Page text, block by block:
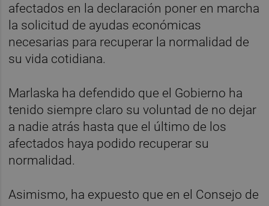
afectados en la declaración poner en marcha
la solicitud de ayudas económicas
necesarias para recuperar la normalidad de
su vida cotidiana.
Marlaska ha defendido que el Gobierno ha
tenido siempre claro su voluntad de no dejar
a nadie atrás hasta que el último de los
afectados haya podido recuperar su
normalidad.
Asimismo, ha expuesto que en el Consejo de